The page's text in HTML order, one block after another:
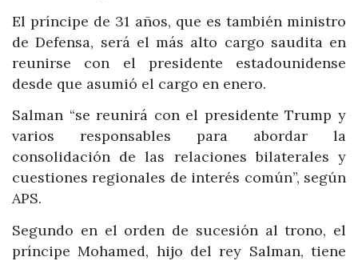
El príncipe de 31 años, que es también ministro
de Defensa, será el más alto cargo saudita en
reunirse con el presidente estadounidense
desde que asumió el cargo en enero.
Salman “se reunirá con el presidente Trump y
varios responsables para abordar la
consolidación de las relaciones bilaterales y
cuestiones regionales de interés común”, según
APS.
Segundo en el orden de sucesión al trono, el
príncipe Mohamed, hijo del rey Salman, tiene